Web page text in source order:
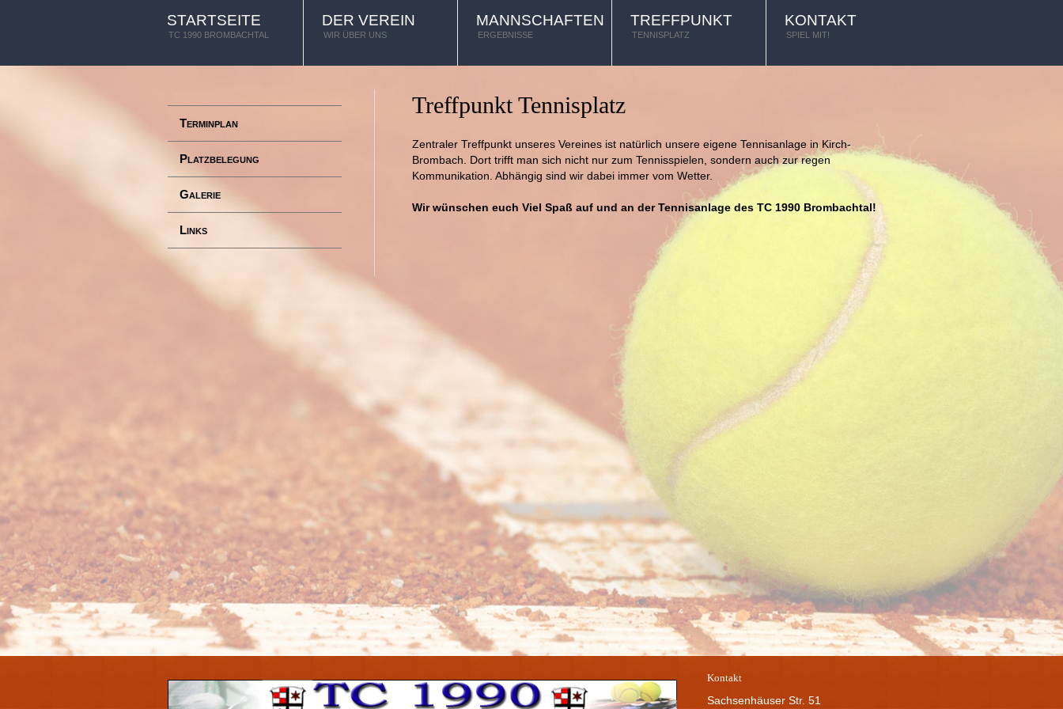
STARTSEITE
TC 1990 BROMBACHTAL
DER VEREIN
WIR ÜBER UNS
MANNSCHAFTEN
ERGEBNISSE
TREFFPUNKT
TENNISPLATZ
KONTAKT
SPIEL MIT!
Terminplan
Platzbelegung
Galerie
Links
Treffpunkt Tennisplatz
Zentraler Treffpunkt unseres Vereines ist natürlich unsere eigene Tennisanlage in Kirch-
Brombach. Dort trifft man sich nicht nur zum Tennisspielen, sondern auch zur regen
Kommunikation. Abhängig sind wir dabei immer vom Wetter.
Wir wünschen euch Viel Spaß auf und an der Tennisanlage des TC 1990 Brombachtal!
Kontakt
Sachsenhäuser Str. 51